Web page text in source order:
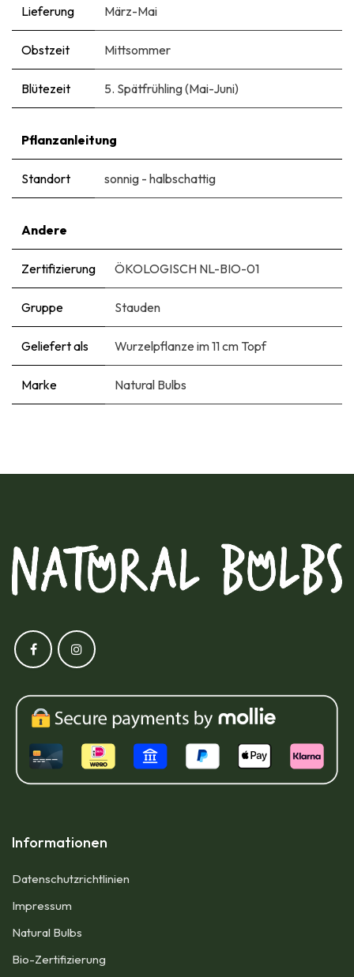
Lieferung März-Mai
Obstzeit Mittsommer
Blütezeit 5. Spätfrühling (Mai-Juni)
Pflanzanleitung
Standort sonnig - halbschattig
Andere
Zertifizierung ÖKOLOGISCH NL-BIO-01
Gruppe Stauden
Geliefert als Wurzelpflanze im 11 cm Topf
Marke Natural Bulbs
Informationen
Datenschutzrichtlinien
Impressum​
Natural Bulbs
Bio-Zertifizierung